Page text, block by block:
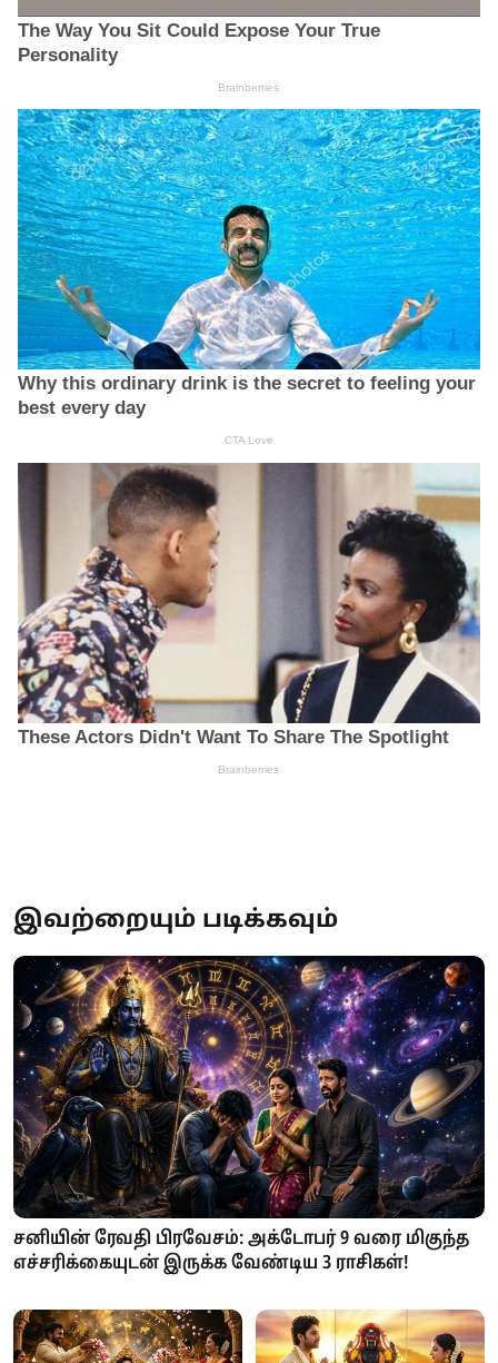
இவற்றையும் படிக்கவும்
சனியின் ரேவதி பிரவேசம்: அக்டோபர் 9 வரை மிகுந்த
எச்சரிக்கையுடன் இருக்க வேண்டிய 3 ராசிகள்!